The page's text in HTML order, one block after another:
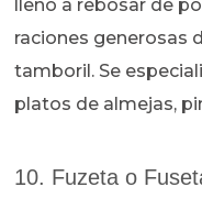
lleno a rebosar de
raciones generosas
tamboril. Se
platos de almejas,
10. Fuzeta o